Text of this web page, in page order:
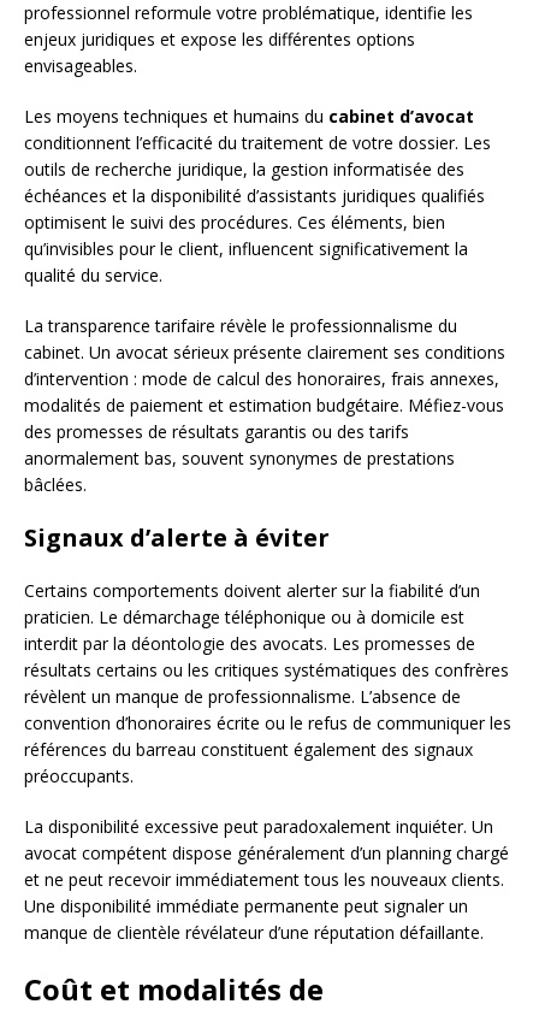
professionnel reformule votre problématique, identifie les
enjeux juridiques et expose les différentes options
envisageables.
Les moyens techniques et humains du cabinet d’avocat
conditionnent l’efficacité du traitement de votre dossier. Les
outils de recherche juridique, la gestion informatisée des
échéances et la disponibilité d’assistants juridiques qualifiés
optimisent le suivi des procédures. Ces éléments, bien
qu’invisibles pour le client, influencent significativement la
qualité du service.
La transparence tarifaire révèle le professionnalisme du
cabinet. Un avocat sérieux présente clairement ses conditions
d’intervention : mode de calcul des honoraires, frais annexes,
modalités de paiement et estimation budgétaire. Méfiez-vous
des promesses de résultats garantis ou des tarifs
anormalement bas, souvent synonymes de prestations
bâclées.
Signaux d’alerte à éviter
Certains comportements doivent alerter sur la fiabilité d’un
praticien. Le démarchage téléphonique ou à domicile est
interdit par la déontologie des avocats. Les promesses de
résultats certains ou les critiques systématiques des confrères
révèlent un manque de professionnalisme. L’absence de
convention d’honoraires écrite ou le refus de communiquer les
références du barreau constituent également des signaux
préoccupants.
La disponibilité excessive peut paradoxalement inquiéter. Un
avocat compétent dispose généralement d’un planning chargé
et ne peut recevoir immédiatement tous les nouveaux clients.
Une disponibilité immédiate permanente peut signaler un
manque de clientèle révélateur d’une réputation défaillante.
Coût et modalités de